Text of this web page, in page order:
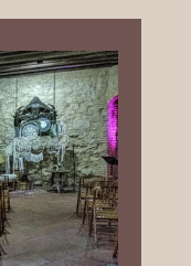
m², de
cubierta.